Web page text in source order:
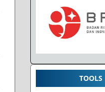
TOOLS